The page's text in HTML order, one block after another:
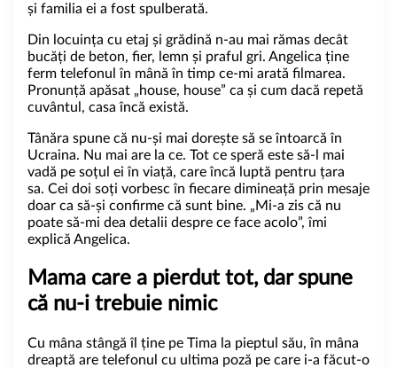
și familia ei a fost spulberată.
Din locuința cu etaj și grădină n-au mai rămas decât
bucăți de beton, fier, lemn și praful gri. Angelica ține
ferm telefonul în mână în timp ce-mi arată filmarea.
Pronunță apăsat „house, house” ca și cum dacă repetă
cuvântul, casa încă există.
Tânăra spune că nu-și mai dorește să se întoarcă în
Ucraina. Nu mai are la ce. Tot ce speră este să-l mai
vadă pe soțul ei în viață, care încă luptă pentru țara
sa. Cei doi soți vorbesc în fiecare dimineață prin mesaje
doar ca să-și confirme că sunt bine. „Mi-a zis că nu
poate să-mi dea detalii despre ce face acolo”, îmi
explică Angelica.
Mama care a pierdut tot, dar spune
că nu-i trebuie nimic
Cu mâna stângă îl ține pe Tima la pieptul său, în mâna
dreaptă are telefonul cu ultima poză pe care i-a făcut-o